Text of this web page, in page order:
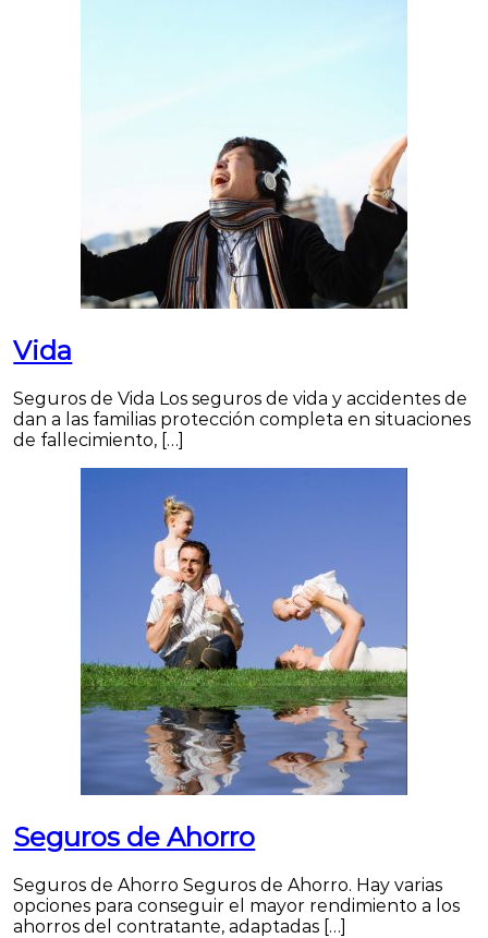
Vida
Seguros de Vida Los seguros de vida y accidentes de
dan a las familias protección completa en situaciones
de fallecimiento, […]
Seguros de Ahorro
Seguros de Ahorro Seguros de Ahorro. Hay varias
opciones para conseguir el mayor rendimiento a los
ahorros del contratante, adaptadas […]